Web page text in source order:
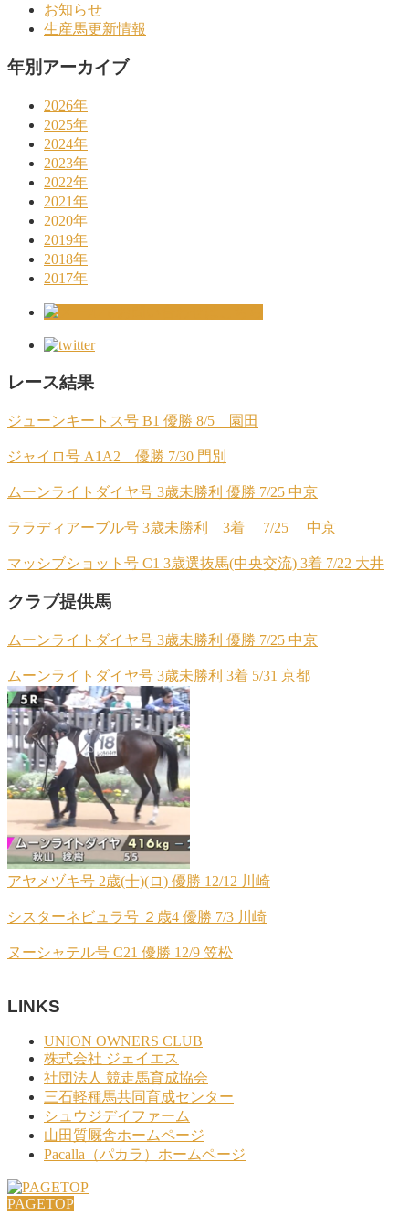
お知らせ
生産馬更新情報
年別アーカイブ
2026年
2025年
2024年
2023年
2022年
2021年
2020年
2019年
2018年
2017年
レース結果
ジューンキートス号 B1 優勝 8/5 園田
ジャイロ号 A1A2 優勝 7/30 門別
ムーンライトダイヤ号 3歳未勝利 優勝 7/25 中京
ララディアーブル号 3歳未勝利 3着 7/25 中京
マッシブショット号 C1 3歳選抜馬(中央交流) 3着 7/22 大井
クラブ提供馬
ムーンライトダイヤ号 3歳未勝利 優勝 7/25 中京
ムーンライトダイヤ号 3歳未勝利 3着 5/31 京都
アヤメヅキ号 2歳(十)(ロ) 優勝 12/12 川崎
シスターネビュラ号 ２歳4 優勝 7/3 川崎
ヌーシャテル号 C21 優勝 12/9 笠松
LINKS
UNION OWNERS CLUB
株式会社 ジェイエス
社団法人 競走馬育成協会
三石軽種馬共同育成センター
シュウジデイファーム
山田質厩舎ホームページ
Pacalla（パカラ）ホームページ
PAGETOP